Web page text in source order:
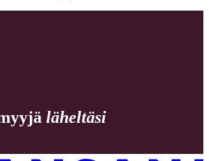
läheltäsi